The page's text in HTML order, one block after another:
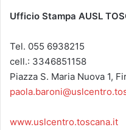
Ufficio Stampa AUSL
Tel. 055 6938215
cell.: 3346851158
Piazza S. Maria Nuova 1,
www.uslcentro.toscana.it